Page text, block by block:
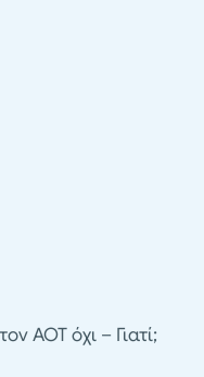
ΑΟΤ όχι – Γιατί;